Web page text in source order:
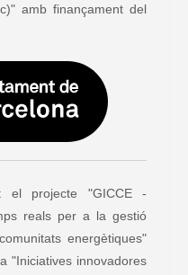
amb finançament del
el projecte "GICCE -
reals per a la gestió
energètiques"
"Iniciatives innovadores